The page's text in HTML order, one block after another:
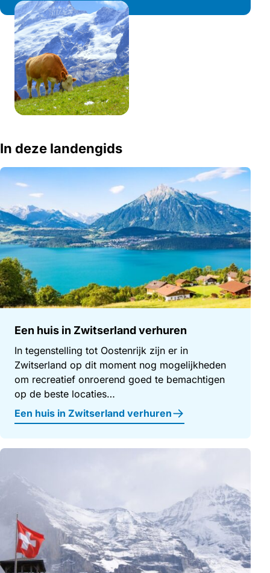
In deze landengids
Een huis in Zwitserland verhuren
In tegenstelling tot Oostenrijk zijn er in
Zwitserland op dit moment nog mogelijkheden
om recreatief onroerend goed te bemachtigen
op de beste locaties…
Een huis in Zwitserland verhuren